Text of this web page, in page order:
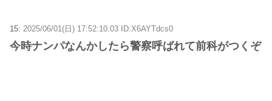
15: 2025/06/01(日) 17:52:10.03 ID:X6AYTdcs0
今時ナンパなんかしたら警察呼ばれて前科がつくぞ